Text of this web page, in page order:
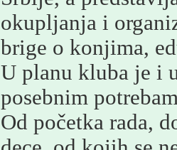
okupljanja i
brige o konjima,
U planu kluba je i
posebnim
Od početka rada,